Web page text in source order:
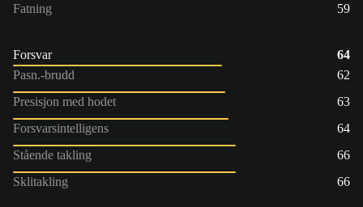
Fatning
59
Forsvar
64
Pasn.-brudd
62
Presisjon med hodet
63
Forsvarsintelligens
64
Stående takling
66
Sklitakling
66